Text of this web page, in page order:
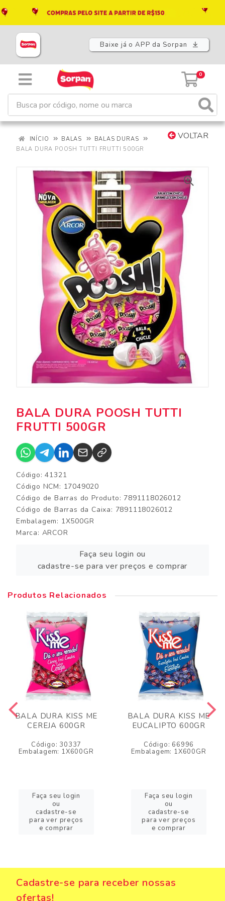
Baixe já o APP da Sorpan
0
VOLTAR
INÍCIO BALAS
BALAS DURAS
BALA DURA POOSH TUTTI FRUTTI 500GR
BALA DURA POOSH TUTTI
FRUTTI 500GR
Código: 41321
Código NCM: 17049020
Código de Barras do Produto: 7891118026012
Código de Barras da Caixa: 7891118026012
Embalagem: 1X500GR
Marca: ARCOR
Faça seu login ou
cadastre-se para ver preços e comprar
Produtos Relacionados
BALA DURA KISS ME
CEREJA 600GR
Código: 30337
Embalagem: 1X600GR
Faça seu login
ou
cadastre-se
para ver preços
e comprar
BALA DURA KISS ME
EUCALIPTO 600GR
Código: 66996
Embalagem: 1X600GR
Faça seu login
ou
cadastre-se
para ver preços
e comprar
Cadastre-se para receber nossas
ofertas!